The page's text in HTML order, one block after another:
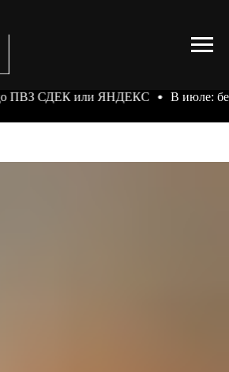
ПВЗ СДЕК или ЯНДЕКС В июле: